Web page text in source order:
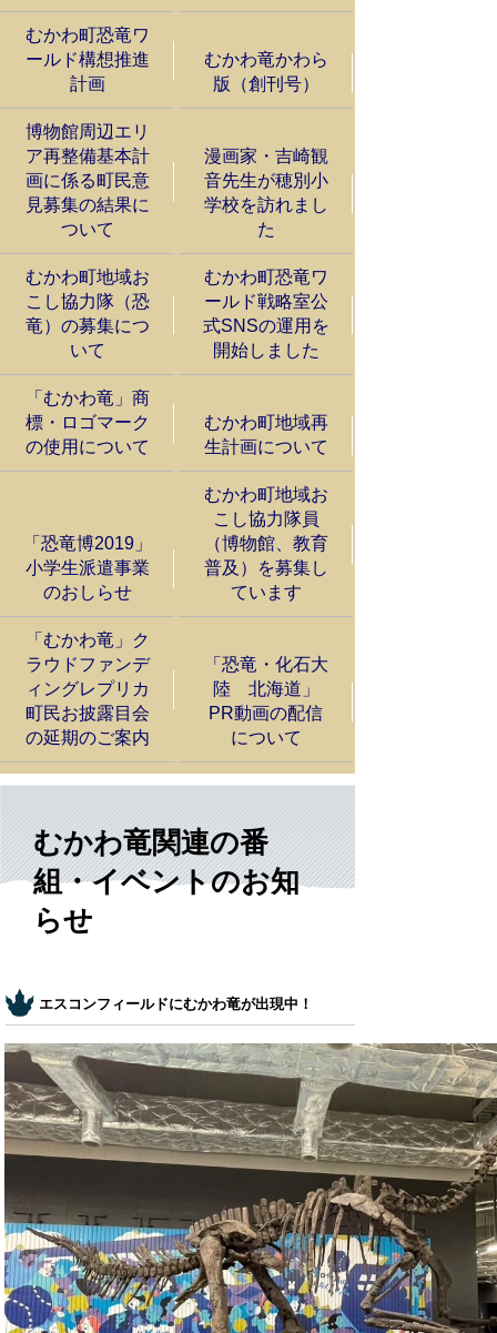
むかわ町恐竜ワ
ールド構想推進
計画
むかわ竜かわら
版（創刊号）
博物館周辺エリ
ア再整備基本計
画に係る町民意
見募集の結果に
ついて
漫画家・吉崎観
音先生が穂別小
学校を訪れまし
た
むかわ町地域お
こし協力隊（恐
竜）の募集につ
いて
むかわ町恐竜ワ
ールド戦略室公
式SNSの運用を
開始しました
「むかわ竜」商
標・ロゴマーク
の使用について
むかわ町地域再
生計画について
「恐竜博2019」
小学生派遣事業
のおしらせ
むかわ町地域お
こし協力隊員
（博物館、教育
普及）を募集し
ています
「むかわ竜」ク
ラウドファンデ
ィングレプリカ
町民お披露目会
の延期のご案内
「恐竜・化石大
陸 北海道」
PR動画の配信
について
むかわ竜関連の番
組・イベントのお知
らせ
エスコンフィールドにむかわ竜が出現中！